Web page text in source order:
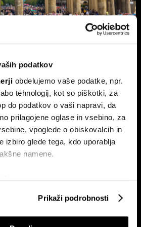
podatkov
obdelujemo vaše podatke, npr.
tehnologij, kot so piškotki, za
do podatkov o vaši napravi, da
prilagojene oglase in vsebino, za
vpoglede o obiskovalcih in
izbiro glede tega, kdo uporablja
namene.
o vaši geografski lokaciji, ki so
z aktivnim preverjanjem
Prikaži podrobnosti
lahko prepreči le
Berlinu in Mecklenburg-
volitve, ki bodo podale oceno